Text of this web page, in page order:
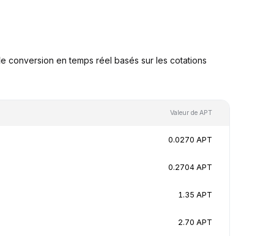
conversion en temps réel basés sur les cotations
Valeur de APT
0.0270 APT
0.2704 APT
1.35 APT
2.70 APT